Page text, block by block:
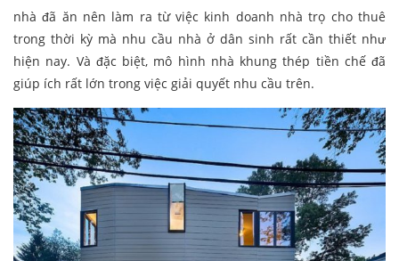
nhà đã ăn nên làm ra từ việc kinh doanh nhà trọ cho thuê
trong thời kỳ mà nhu cầu nhà ở dân sinh rất cần thiết như
hiện nay. Và đặc biệt, mô hình nhà khung thép tiền chế đã
giúp ích rất lớn trong việc giải quyết nhu cầu trên.